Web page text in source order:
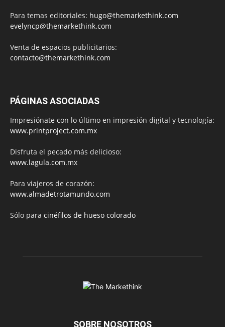
Para temas editoriales: hugo@themarkethink.com
evelyncp@themarkethink.com
Venta de espacios publicitarios:
contacto@themarkethink.com
PÁGINAS ASOCIADAS
Impresiónate con lo último en impresión digital y tecnología:
www.printproject.com.mx
Disfruta el pecado más delicioso:
www.lagula.com.mx
Para viajeros de corazón:
www.almadetrotamundo.com
Sólo para cinéfilos de hueso colorado
SOBRE NOSOTROS